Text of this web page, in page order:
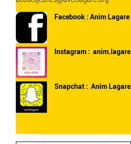
Facebook : Anim Lagare
Instagram : anim.lagare
Snapchat : Anim Lagare